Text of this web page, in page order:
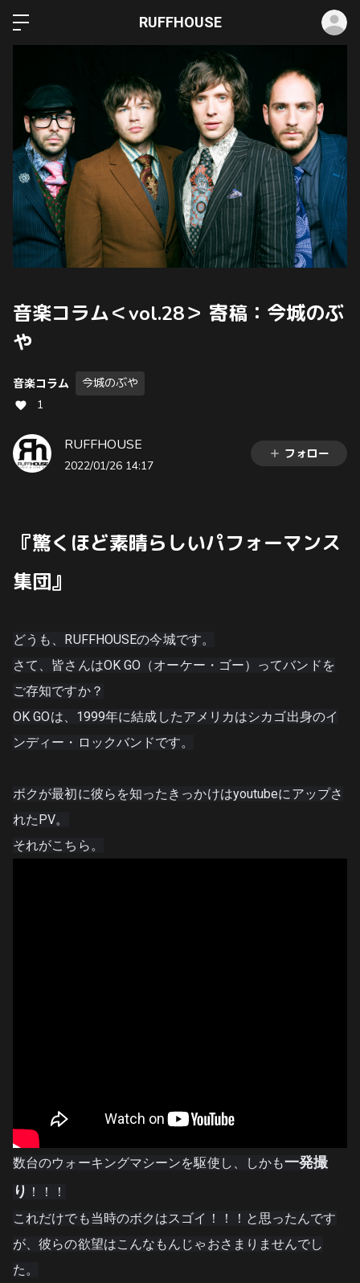
RUFFHOUSE
音楽コラム＜vol.28＞ 寄稿：今城のぶ
や
音楽コラム
今城のぶや
1
RUFFHOUSE
2022/01/26 14:17
フォロー
『驚くほど素晴らしいパフォーマンス
集団』
どうも、RUFFHOUSEの今城です。
さて、皆さんはOK GO（オーケー・ゴー）ってバンドを
ご存知ですか？
OK GOは、1999年に結成したアメリカはシカゴ出身のイ
ンディー・ロックバンドです。
ボクが最初に彼らを知ったきっかけはyoutubeにアップさ
れたPV。
それがこちら。
数台のウォーキングマシーンを駆使し、しかも一発撮
り ！！！
これだけでも当時のボクはスゴイ！！！と思ったんです
が、彼らの欲望はこんなもんじゃおさまりませんでし
た。